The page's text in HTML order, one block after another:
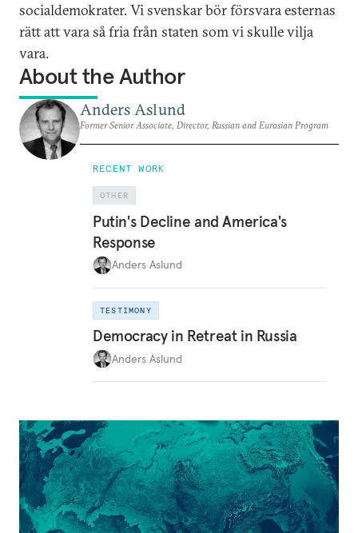
socialdemokrater. Vi svenskar bör försvara esternas
rätt att vara så fria från staten som vi skulle vilja
vara.
About the Author
Anders Aslund
Former Senior Associate, Director, Russian and Eurasian Program
RECENT WORK
OTHER
Putin's Decline and America's
Response
Anders Aslund
TESTIMONY
Democracy in Retreat in Russia
Anders Aslund